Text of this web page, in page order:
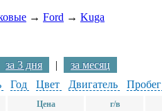
→ Ford → Kuga
за 3 дня | за месяц
Год Цвет Двигатель Пробег
Цена г/в